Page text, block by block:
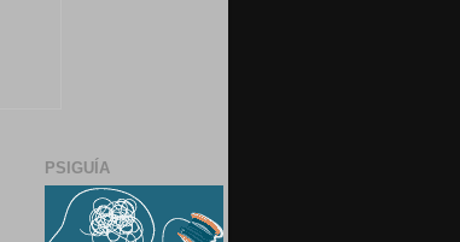
PSIGUÍA